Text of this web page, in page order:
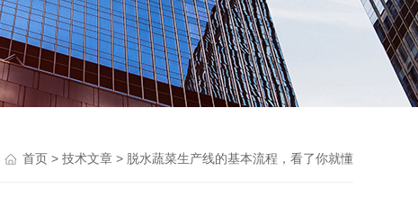
首页 > 技术文章 > 脱水蔬菜生产线的基本流程，看了你就懂